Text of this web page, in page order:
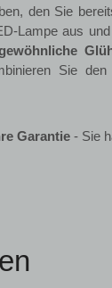
den Sie
Lampe aus
Sie
Garantie - Sie